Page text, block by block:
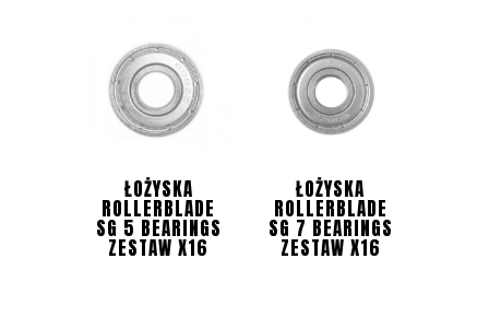
ŁOŻYSKA
ROLLERBLADE
SG 5 BEARINGS
ZESTAW X16
ŁOŻYSKA
ROLLERBLADE
SG 7 BEARINGS
ZESTAW X16